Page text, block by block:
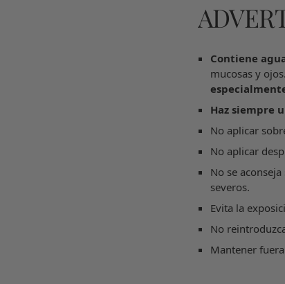
Contiene
mucosas y
Haz siempre
No aplicar
No aplicar
No se
severos.
Evita la
No
Mantener